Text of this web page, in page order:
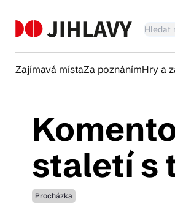
Zajímavá místaZa poznánímHry a
staletí s
Procházka